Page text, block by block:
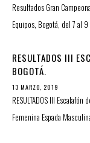
Resultados Gran
Equipos, Bogotá, del 7 al
RESULTADOS III
BOGOTÁ.
13 MARZO, 2019
RESULTADOS III
Femenina Espada